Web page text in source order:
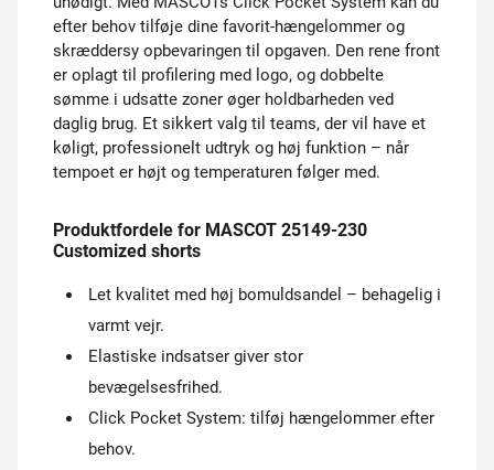
efter behov tilføje dine favorit-hængelommer og
skræddersy opbevaringen til opgaven. Den rene front
er oplagt til profilering med logo, og dobbelte
sømme i udsatte zoner øger holdbarheden ved
daglig brug. Et sikkert valg til teams, der vil have et
køligt, professionelt udtryk og høj funktion – når
tempoet er højt og temperaturen følger med.
Produktfordele for MASCOT 25149-230
Customized shorts
Let kvalitet med høj bomuldsandel – behagelig i
varmt vejr.
Elastiske indsatser giver stor
bevægelsesfrihed.
Click Pocket System: tilføj hængelommer efter
behov.